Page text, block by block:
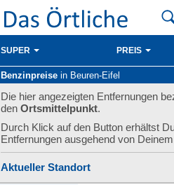
SUPER PREIS
Benzinpreise in Beuren-Eifel
Die hier angezeigten Entfernungen
den Ortsmittelpunkt.
Durch Klick auf den Button erhältst
Entfernungen ausgehend von
Aktueller Standort